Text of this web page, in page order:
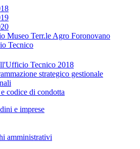
Museo Terr.le Agro Foronovano
Tecnico
Tecnico 2018
strategico gestionale
codice di condotta
e imprese
amministrativi